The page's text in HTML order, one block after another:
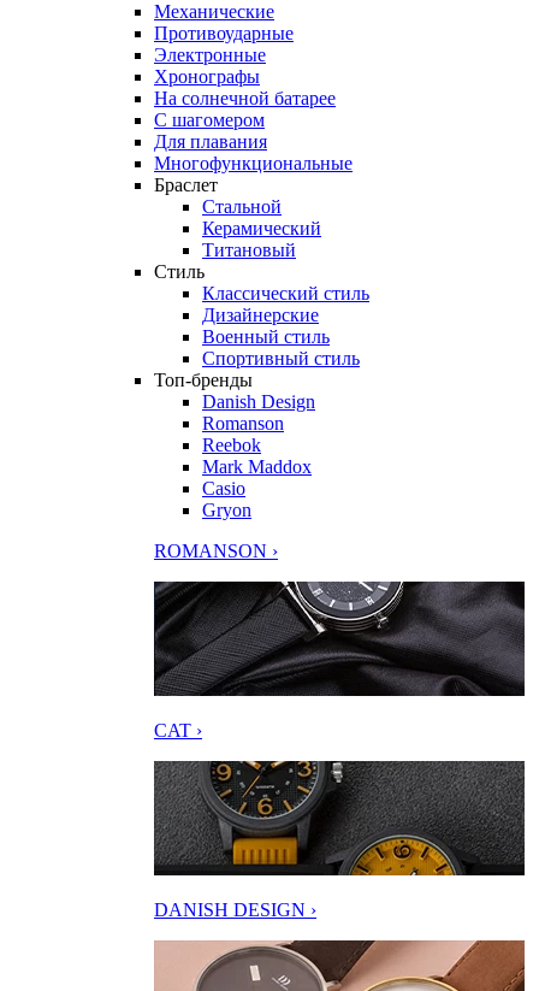
Механические
Противоударные
Электронные
Хронографы
На солнечной батарее
С шагомером
Для плавания
Многофункциональные
Браслет
Стальной
Керамический
Титановый
Стиль
Классический стиль
Дизайнерские
Военный стиль
Спортивный стиль
Топ-бренды
Danish Design
Romanson
Reebok
Mark Maddox
Casio
Gryon
ROMANSON ›
CAT ›
DANISH DESIGN ›